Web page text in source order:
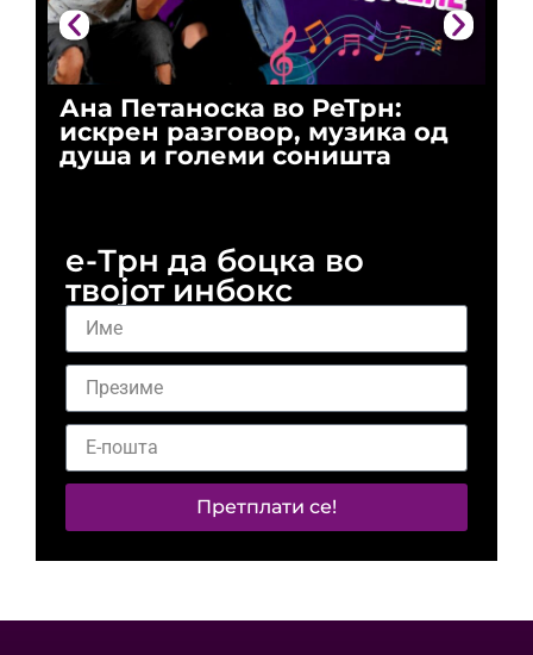
Ана Петаноска во РеТрн:
искрен разговор, музика од
душа и големи соништа
е-Трн да боцка во
твојот инбокс
Претплати се!